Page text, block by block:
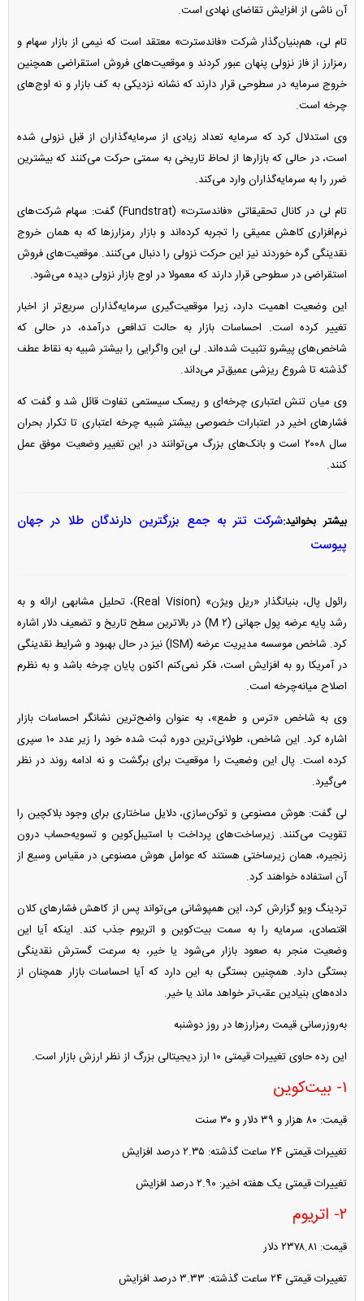
آن ناشی از افزایش تقاضای نهادی است.
تام لی، هم‌بنیان‌گذار شرکت «فاندسترت» معتقد است که نیمی از بازار سهام و
رمزارز از فاز نزولی پنهان عبور کردند و موقعیت‌های فروش استقراضی همچنین
خروج سرمایه در سطوحی قرار دارند که نشانه نزدیکی به کف بازار و نه اوج‌های
چرخه است.
وی استدلال کرد که سرمایه تعداد زیادی از سرمایه‌گذاران از قبل نزولی شده
است، در حالی که بازار‌ها از لحاظ تاریخی به سمتی حرکت می‌کنند که بیشترین
ضرر را به سرمایه‌گذاران وارد می‌کند.
تام لی در کانال تحقیقاتی «فاندسترت» (Fundstrat) گفت: سهام شرکت‌های
نرم‌افزاری کاهش عمیقی را تجربه کرده‌اند و بازار رمزارز‌ها که به همان خروج
نقدینگی گره خوردند نیز این حرکت نزولی را دنبال می‌کنند. موقعیت‌های فروش
استقراضی در سطوحی قرار دارند که معمولا در اوج بازار نزولی دیده می‌شود.
این وضعیت اهمیت دارد، زیرا موقعیت‌گیری سرمایه‌گذاران سریع‌تر از اخبار
تغییر کرده است. احساسات بازار به حالت تدافعی درآمده، در حالی که
شاخص‌های پیشرو تثبیت شده‌اند. لی این واگرایی را بیشتر شبیه به نقاط عطف
گذشته تا شروع ریزشی عمیق‌تر می‌داند.
وی میان تنش اعتباری چرخه‌ای و ریسک سیستمی تفاوت قائل شد و گفت که
فشار‌های اخیر در اعتبارات خصوصی بیشتر شبیه چرخه اعتباری تا تکرار بحران
سال ۲۰۰۸ است و بانک‌های بزرگ می‌توانند در این تغییر وضعیت موفق عمل
کنند.
بیشتر بخوانید:شرکت تتر به جمع بزرگترین دارندگان طلا در جهان
پیوست
رائول پال، بنیانگذار «ریل ویژن» (Real Vision)، تحلیل مشابهی ارائه و به
رشد پایه عرضه پول جهانی (M ۲) در بالاترین سطح تاریخ و تضعیف دلار اشاره
کرد. شاخص موسسه مدیریت عرضه (ISM) نیز در حال بهبود و شرایط نقدینگی
در آمریکا رو به افزایش است، فکر نمی‌کنم اکنون پایان چرخه باشد و به نظرم
اصلاح میانه‌چرخه است.
وی به شاخص «ترس و طمع»، به عنوان واضح‌ترین نشانگر احساسات بازار
اشاره کرد. این شاخص، طولانی‌ترین دوره ثبت شده خود را زیر عدد ۱۰ سپری
کرده است. پال این وضعیت را موقعیت برای برگشت و نه ادامه روند در نظر
می‌گیرد.
لی گفت: هوش مصنوعی و توکن‌سازی، دلایل ساختاری برای وجود بلاکچین را
تقویت می‌کنند. زیرساخت‌های پرداخت با استیبل‌کوین و تسویه‌حساب درون
زنجیره، همان زیرساختی هستند که عوامل هوش مصنوعی در مقیاس وسیع از
آن استفاده خواهند کرد.
تردینگ ویو گزارش کرد، این همپوشانی می‌تواند پس از کاهش فشار‌های کلان
اقتصادی، سرمایه را به سمت بیت‌کوین و اتریوم جذب کند. اینکه آیا این
وضعیت منجر به صعود بازار می‌شود یا خیر، به سرعت گسترش نقدینگی
بستگی دارد. همچنین بستگی به این دارد که آیا احساسات بازار همچنان از
داده‌های بنیادین عقب‌تر خواهد ماند یا خیر.
به‌روزرسانی قیمت رمزارز‌ها در روز دوشنبه
این رده حاوی تغییرات قیمتی ۱۰ ارز دیجیتالی بزرگ از نظر ارزش بازار است.
۱- بیت‌کوین
قیمت: ۸۰ هزار و ۳۹ دلار و ۳۰ سنت
تغییرات قیمتی ۲۴ ساعت گذشته: ۲.۳۵ درصد افزایش
تغییرات قیمتی یک هفته اخیر: ۲.۹۰ درصد افزایش
۲- اتریوم
قیمت: ۲۳۷۸.۸۱ دلار
تغییرات قیمتی ۲۴ ساعت گذشته: ۳.۳۳ درصد افزایش